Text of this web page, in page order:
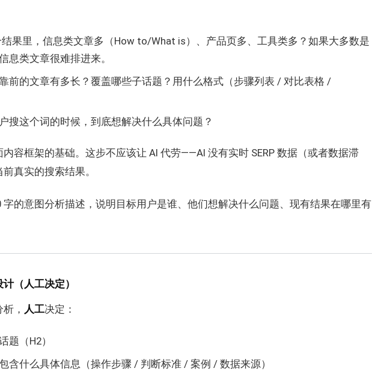
结果里，信息类文章多（How to/What is）、产品页多、工具类多？如果大多数是
息类文章很难排进来。
靠前的文章有多长？覆盖哪些子话题？用什么格式（步骤列表 / 对比表格 /
户搜这个词的时候，到底想解决什么具体问题？
容框架的基础。这步不应该让 AI 代劳——AI 没有实时 SERP 数据（或者数据滞
真实的搜索结果。
字的意图分析描述，说明目标用户是谁、他们想解决什么问题、现有结果在哪里有
（人工决定）
， 人工决定：
题（H2）
含什么具体信息（操作步骤 / 判断标准 / 案例 / 数据来源）